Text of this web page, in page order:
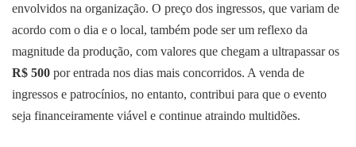
envolvidos na organização. O preço dos ingressos, que variam de
acordo com o dia e o local, também pode ser um reflexo da
magnitude da produção, com valores que chegam a ultrapassar os
R$ 500 por entrada nos dias mais concorridos. A venda de
ingressos e patrocínios, no entanto, contribui para que o evento
seja financeiramente viável e continue atraindo multidões.